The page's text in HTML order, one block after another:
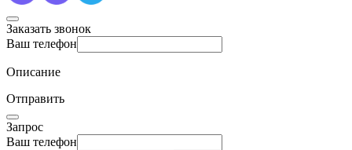
Заказать звонок
Ваш телефон
Описание
Отправить
Запрос
Ваш телефон